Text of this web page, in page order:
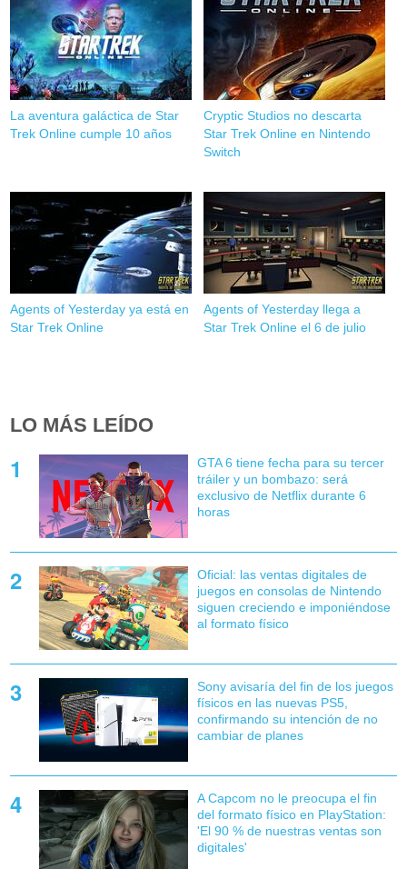
La aventura galáctica de Star
Trek Online cumple 10 años
Cryptic Studios no descarta
Star Trek Online en Nintendo
Switch
Agents of Yesterday ya está en
Star Trek Online
Agents of Yesterday llega a
Star Trek Online el 6 de julio
LO MÁS LEÍDO
GTA 6 tiene fecha para su tercer
tráiler y un bombazo: será
exclusivo de Netflix durante 6
horas
Oficial: las ventas digitales de
juegos en consolas de Nintendo
siguen creciendo e imponiéndose
al formato físico
Sony avisaría del fin de los juegos
físicos en las nuevas PS5,
confirmando su intención de no
cambiar de planes
A Capcom no le preocupa el fin
del formato físico en PlayStation:
'El 90 % de nuestras ventas son
digitales'